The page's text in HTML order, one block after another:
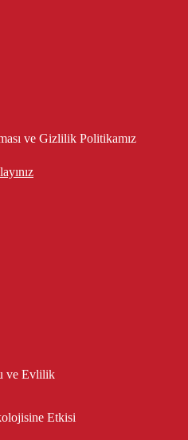
ve Gizlilik Politikamız
ve Evlilik
Etkisi